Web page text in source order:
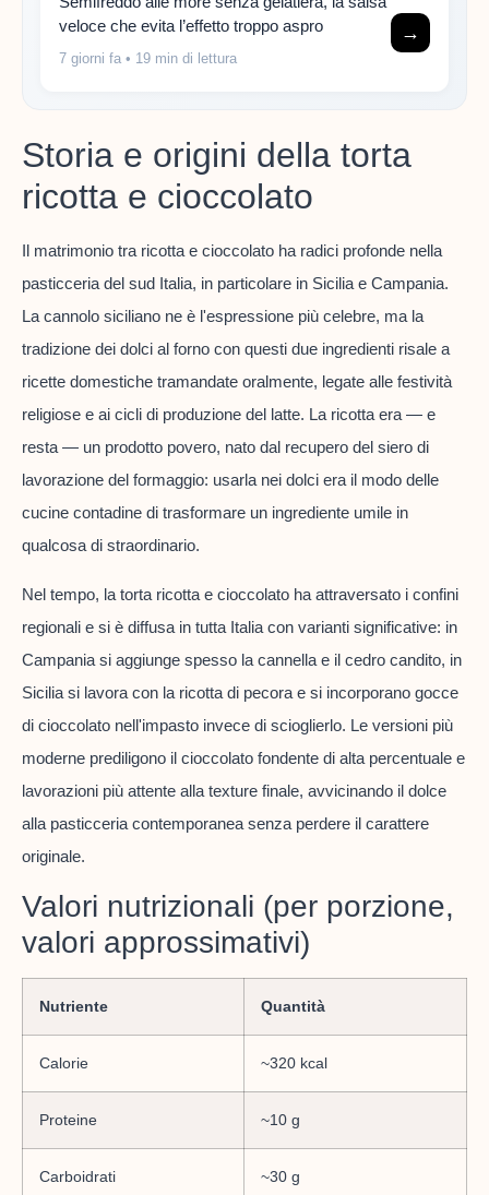
veloce che evita l’effetto troppo aspro
7 giorni fa • 19 min di lettura
→
Storia e origini della torta
ricotta e cioccolato
Il matrimonio tra ricotta e cioccolato ha radici profonde nella
pasticceria del sud Italia, in particolare in Sicilia e Campania.
La cannolo siciliano ne è l'espressione più celebre, ma la
tradizione dei dolci al forno con questi due ingredienti risale a
ricette domestiche tramandate oralmente, legate alle festività
religiose e ai cicli di produzione del latte. La ricotta era — e
resta — un prodotto povero, nato dal recupero del siero di
lavorazione del formaggio: usarla nei dolci era il modo delle
cucine contadine di trasformare un ingrediente umile in
qualcosa di straordinario.
Nel tempo, la torta ricotta e cioccolato ha attraversato i confini
regionali e si è diffusa in tutta Italia con varianti significative: in
Campania si aggiunge spesso la cannella e il cedro candito, in
Sicilia si lavora con la ricotta di pecora e si incorporano gocce
di cioccolato nell'impasto invece di scioglierlo. Le versioni più
moderne prediligono il cioccolato fondente di alta percentuale e
lavorazioni più attente alla texture finale, avvicinando il dolce
alla pasticceria contemporanea senza perdere il carattere
originale.
Valori nutrizionali (per porzione,
valori approssimativi)
Nutriente Quantità
Calorie ~320 kcal
Proteine ~10 g
Carboidrati ~30 g